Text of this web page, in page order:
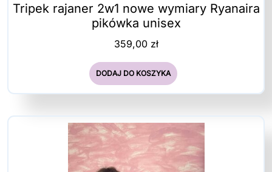
Tripek rajaner 2w1 nowe wymiary Ryanaira
pikówka unisex
359,00 zł
DODAJ DO KOSZYKA